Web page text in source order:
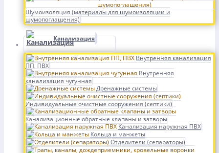
Шумоизоляция (материалы для шумоизоляции и
шумопоглащения)
Канализация
Внутренняя канализация
ПП, ПВХ
Внутренняя
канализация чугунная
Дренажные системы
Индивидуальные очистные сооружения (септики)
Канализационные обратные клапаны и затворы
Канализация наружная ПВХ
Кольца и манжеты
Отделители (сепараторы)